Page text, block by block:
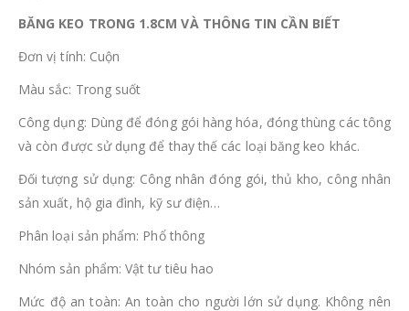
BĂNG KEO TRONG 1.8CM VÀ THÔNG TIN CẦN BIẾT
Đơn vị tính: Cuộn
Màu sắc: Trong suốt
Công dụng: Dùng để đóng gói hàng hóa, đóng thùng các tông
và còn được sử dụng để thay thế các loại băng keo khác.
Đối tượng sử dụng: Công nhân đóng gói, thủ kho, công nhân
sản xuất, hộ gia đình, kỹ sư điện…
Phân loại sản phẩm: Phổ thông
Nhóm sản phẩm: Vật tư tiêu hao
Mức độ an toàn: An toàn cho người lớn sử dụng. Không nên